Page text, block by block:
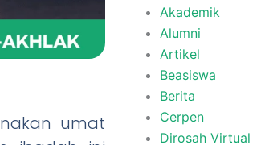
umat
Akademik
Alumni
Artikel
Beasiswa
Berita
Cerpen
Dirosah Virtual